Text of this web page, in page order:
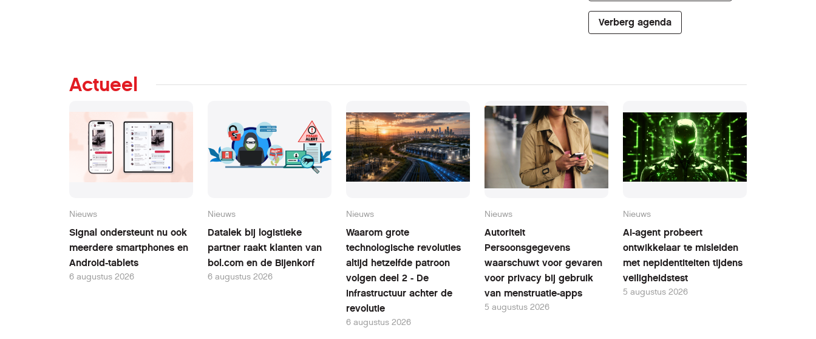
Verberg agenda
Actueel
Nieuws
Signal ondersteunt nu ook
meerdere smartphones en
Android-tablets
6 augustus 2026
Nieuws
Datalek bij logistieke
partner raakt klanten van
bol.com en de Bijenkorf
6 augustus 2026
Nieuws
Waarom grote
technologische revoluties
altijd hetzelfde patroon
volgen deel 2 - De
infrastructuur achter de
revolutie
6 augustus 2026
Nieuws
Autoriteit
Persoonsgegevens
waarschuwt voor gevaren
voor privacy bij gebruik
van menstruatie-apps
5 augustus 2026
Nieuws
AI-agent probeert
ontwikkelaar te misleiden
met nepidentiteiten tijdens
veiligheidstest
5 augustus 2026